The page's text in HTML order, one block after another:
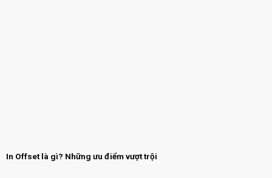
In Offset là gì? Những ưu điểm vượt trội